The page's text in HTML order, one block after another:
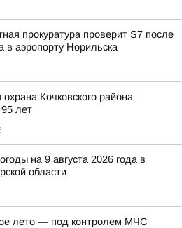
прокуратура проверит S7 после
в аэропорту Норильска
Кочковского района
лет
на 9 августа 2026 года в
области
лето — под контролем МЧС